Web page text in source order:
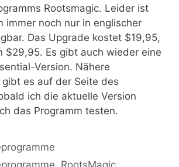
Rootsmagic. Leider ist
immer noch nur in englischer
Das Upgrade kostet $19,95,
$29,95. Es gibt auch wieder eine
Version. Nähere
es auf der Seite des
ich die aktuelle Version
das Programm testen.
, RootsMagic